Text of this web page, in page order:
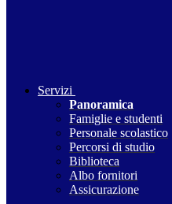
Servizi
Panoramica
Famiglie e studenti
Personale scolastico
Percorsi di studio
Biblioteca
Albo fornitori
Assicurazione